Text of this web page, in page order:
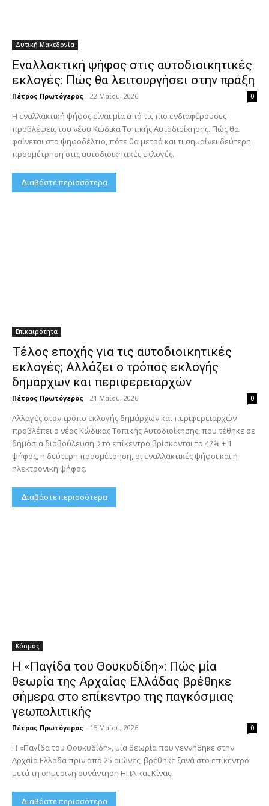
Δυτική Μακεδονία
Εναλλακτική ψήφος στις αυτοδιοικητικές
εκλογές: Πώς θα λειτουργήσει στην πράξη
Πέτρος Πρωτόγερος - 22 Μαΐου, 2026 0
Η εναλλακτική ψήφος είναι μία από τις πιο ενδιαφέρουσες
προβλέψεις του νέου Κώδικα Τοπικής Αυτοδιοίκησης. Πώς θα
φαίνεται στο ψηφοδέλτιο, πότε θα μετρά και τι σημαίνει δεύτερη
προσμέτρηση στις αυτοδιοικητικές εκλογές.
Διαβάστε περισσότερα
Επικαιρότητα
Τέλος εποχής για τις αυτοδιοικητικές
εκλογές; Αλλάζει ο τρόπος εκλογής
δημάρχων και περιφερειαρχών
Πέτρος Πρωτόγερος - 21 Μαΐου, 2026 0
Αλλαγές στον τρόπο εκλογής δημάρχων και περιφερειαρχών
προβλέπει ο νέος Κώδικας Τοπικής Αυτοδιοίκησης, που τέθηκε σε
δημόσια διαβούλευση. Στο επίκεντρο βρίσκονται το 42% + 1
ψήφος, η δεύτερη προσμέτρηση, οι εναλλακτικές ψήφοι και η
ηλεκτρονική ψήφος.
Διαβάστε περισσότερα
Κόσμος
Η «Παγίδα του Θουκυδίδη»: Πώς μία
θεωρία της Αρχαίας Ελλάδας βρέθηκε
σήμερα στο επίκεντρο της παγκόσμιας
γεωπολιτικής
Πέτρος Πρωτόγερος - 15 Μαΐου, 2026 0
Η «Παγίδα του Θουκυδίδη», μία θεωρία που γεννήθηκε στην
Αρχαία Ελλάδα πριν από 25 αιώνες, βρέθηκε ξανά στο επίκεντρο
μετά τη σημερινή συνάντηση ΗΠΑ και Κίνας.
Διαβάστε περισσότερα